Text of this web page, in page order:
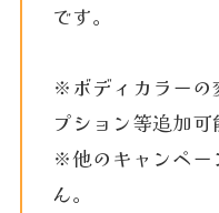
です。
※ボディカラーの
プション等追加可
※他のキャンペー
ん。